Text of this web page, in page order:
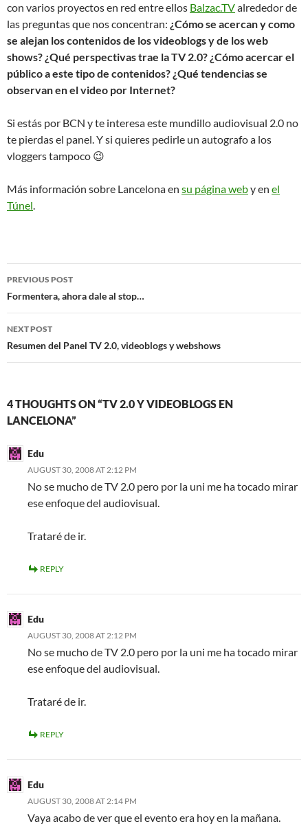
con varios proyectos en red entre ellos Balzac.TValrededor de
las preguntas que nos concentran: ¿Cómo se acercan y como
se alejan los contenidos de los videoblogs y de los web
shows? ¿Qué perspectivas trae la TV 2.0? ¿Cómo acercar el
público a este tipo de contenidos? ¿Qué tendencias se
observan en el video por Internet?
Si estás por BCN y te interesa este mundillo audiovisual 2.0 no
te pierdas el panel. Y si quieres pedirle un autografo a los
vloggers tampoco 😉
Más información sobre Lancelona en su página weby en el
Túnel.
Post
navigation
PREVIOUS POST
Formentera, ahora dale al stop…
NEXT POST
Resumen del Panel TV 2.0, videoblogs y webshows
4 THOUGHTS ON “TV 2.0 Y VIDEOBLOGS EN
LANCELONA”
Edu
AUGUST 30, 2008 AT 2:12 PM
No se mucho de TV 2.0 pero por la uni me ha tocado mirar
ese enfoque del audiovisual.
Trataré de ir.
REPLY
Edu
AUGUST 30, 2008 AT 2:12 PM
No se mucho de TV 2.0 pero por la uni me ha tocado mirar
ese enfoque del audiovisual.
Trataré de ir.
REPLY
Edu
AUGUST 30, 2008 AT 2:14 PM
Vaya acabo de ver que el evento era hoy en la mañana.